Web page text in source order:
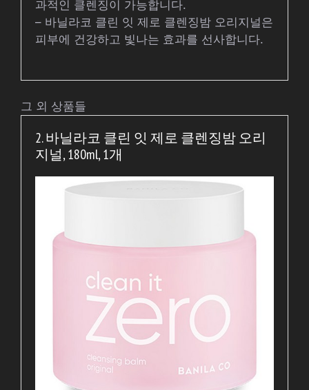
과적인 클렌징이 가능합니다.
– 바닐라코 클린 잇 제로 클렌징밤 오리지널은
피부에 건강하고 빛나는 효과를 선사합니다.
그 외 상품들
2. 바닐라코 클린 잇 제로 클렌징밤 오리
지널, 180ml, 1개